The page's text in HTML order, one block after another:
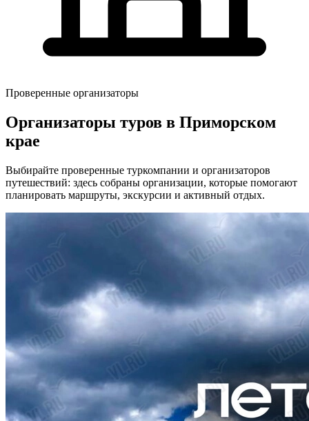
Проверенные организаторы
Организаторы туров в Приморском
крае
Выбирайте проверенные туркомпании и организаторов
путешествий: здесь собраны организации, которые помогают
планировать маршруты, экскурсии и активный отдых.